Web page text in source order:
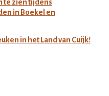
te zien tijdens
in Boekel en
in het Land van Cuijk!